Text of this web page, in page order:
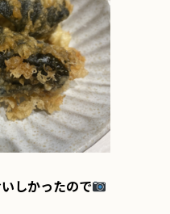
しかったので